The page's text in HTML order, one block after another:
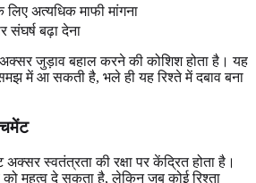
अत्यधिक माफी मांगना
बढ़ा देना
जुड़ाव बहाल करने की कोशिश होता है। यह
में आ सकती है, भले ही यह रिश्ते में दबाव बना
स्वतंत्रता की रक्षा पर केंद्रित होता है।
को महत्व दे सकता है, लेकिन जब कोई रिश्ता